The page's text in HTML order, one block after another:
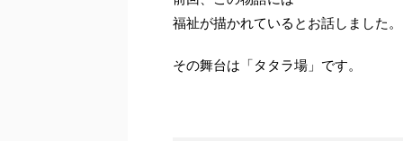
福祉が描かれているとお話しました。
その舞台は「タタラ場」です。